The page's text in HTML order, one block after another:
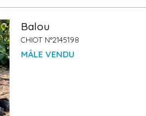
Balou
CHIOT N°2145198
MÂLE VENDU